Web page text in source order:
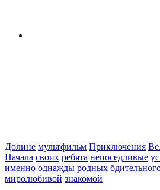
Долине мультфильм Приключения
Начала своих ребята непоседливые
именно однажды родных
миролюбивой знакомой